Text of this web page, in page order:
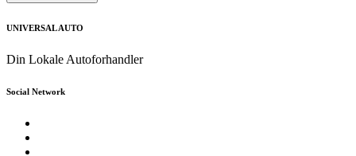
UNIVERSAL AUTO
Din Lokale Autoforhandler
Social Network